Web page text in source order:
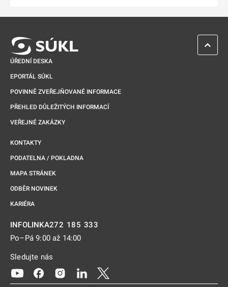
ÚŘEDNÍ DESKA
EPORTÁL SÚKL
POVINNĚ ZVEŘEJŇOVANÉ INFORMACE
PŘEHLED DŮLEŽITÝCH INFORMACÍ
VEŘEJNÉ ZAKÁZKY
KONTAKTY
PODATELNA / POKLADNA
MAPA STRÁNEK
ODBĚR NOVINEK
KARIÉRA
INFOLINKA272 185 333
Po–Pá 9:00 až 14:00
Sledujte nás
Odkaz se otevře na nové kartě
Odkaz se otevře na nové kartě
Odkaz se otevře na nové kartě
Odkaz se otevře na nové kartě
ZPĚT